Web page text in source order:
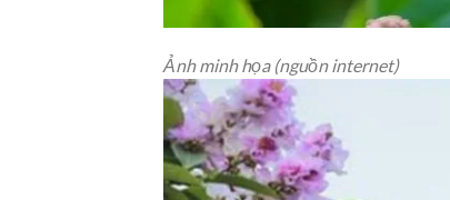
Ảnh minh họa (nguồn internet)